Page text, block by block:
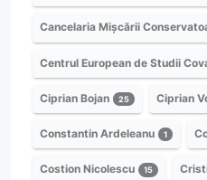
Cancelaria Mișcării
Centrul European de Studii
Ciprian Bojan 25 Ciprian
Constantin Ardeleanu 1
Costion Nicolescu 15